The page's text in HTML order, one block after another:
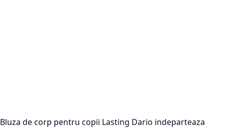
Bluza de corp pentru copii Lasting Dario indeparteaza